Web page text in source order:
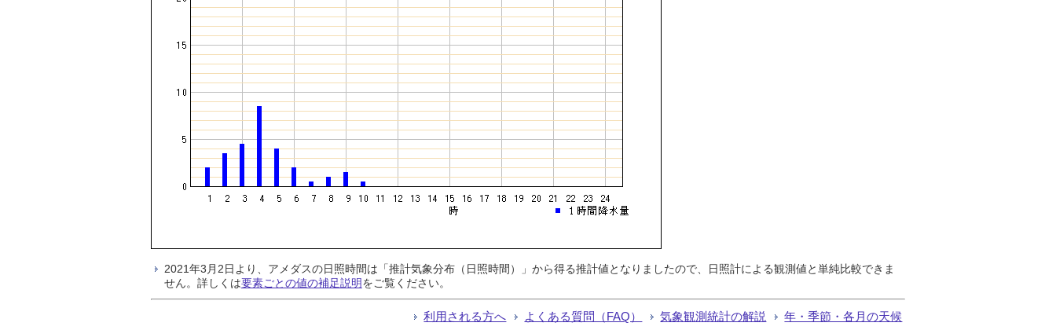
2021年3月2日より、アメダスの日照時間は「推計気象分布（日照時間）」から得る推計値となりましたので、日照計による観測値と単純比較できま
せん。詳しくは要素ごとの値の補足説明をご覧ください。
利用される方へ よくある質問（FAQ） 気象観測統計の解説 年・季節・各月の天候